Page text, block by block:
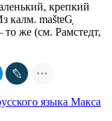
крепкий
калм. maštɐG͔
же (см. Рамстедт,
языка Макса